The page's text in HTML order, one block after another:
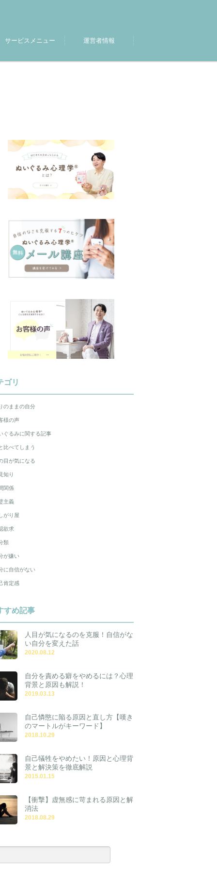
サービスメニュー 運営者情報
ゴリ
のままの自分
様の声
ぐるみに関する記事
比べてしまう
目が気になる
知り
関係
主義
がり屋
欲求
類
が嫌い
に自信がない
肯定感
すめ記事
人目が気になるのを克服！自信がな
い自分を変えた話
2020.08.12
自分を責める癖をやめるには？心理
背景と原因も解説！
2019.03.13
自己憐愍に陥る原因と直し方【嘆き
のマートルがキーワード】
2018.10.29
自己犠牲をやめたい！原因と心理背
景と解決策を徹底解説
2015.01.15
【衝撃】虚無感に苛まれる原因と解
消法
2018.08.29